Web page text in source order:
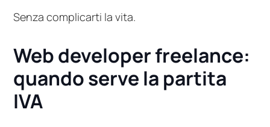
Senza complicarti la vita.
Web developer freelance:
quando serve la partita
IVA